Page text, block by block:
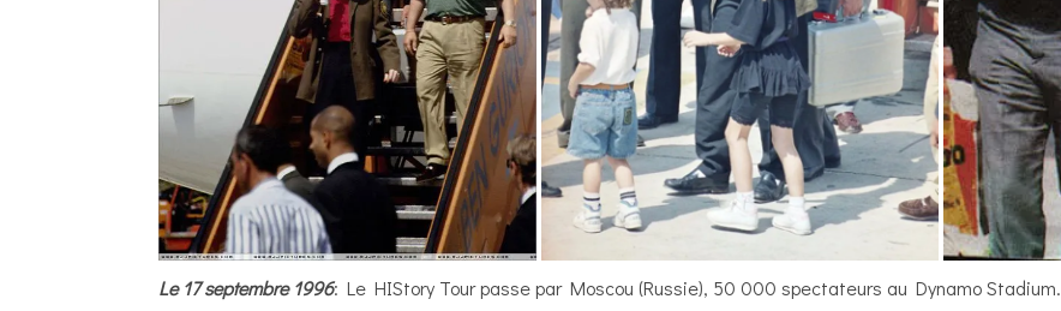
Le 17 septembre 1996: Le HIStory Tour passe par Moscou (Russie), 50 000 spectateurs au Dynamo Stadium.